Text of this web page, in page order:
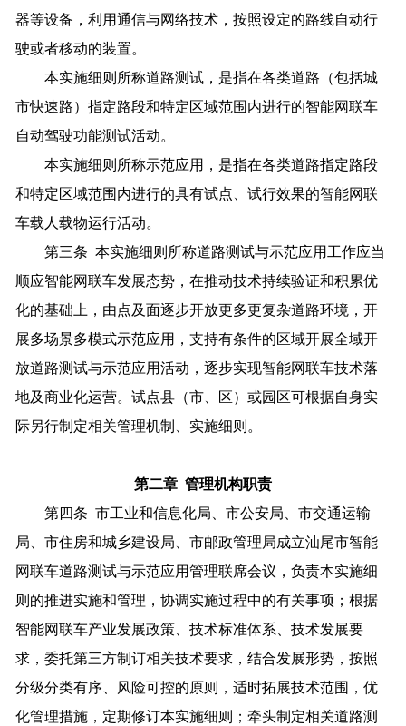
器等设备，利用通信与网络技术，按照设定的路线自动行
驶或者移动的装置。
本实施细则所称道路测试，是指在各类道路（包括城
市快速路）指定路段和特定区域范围内进行的智能网联车
自动驾驶功能测试活动。
本实施细则所称示范应用，是指在各类道路指定路段
和特定区域范围内进行的具有试点、试行效果的智能网联
车载人载物运行活动。
第三条 本实施细则所称道路测试与示范应用工作应当
顺应智能网联车发展态势，在推动技术持续验证和积累优
化的基础上，由点及面逐步开放更多更复杂道路环境，开
展多场景多模式示范应用，支持有条件的区域开展全域开
放道路测试与示范应用活动，逐步实现智能网联车技术落
地及商业化运营。试点县（市、区）或园区可根据自身实
际另行制定相关管理机制、实施细则。
第二章 管理机构职责
第四条 市工业和信息化局、市公安局、市交通运输
局、市住房和城乡建设局、市邮政管理局成立汕尾市智能
网联车道路测试与示范应用管理联席会议，负责本实施细
则的推进实施和管理，协调实施过程中的有关事项；根据
智能网联车产业发展政策、技术标准体系、技术发展要
求，委托第三方制订相关技术要求，结合发展形势，按照
分级分类有序、风险可控的原则，适时拓展技术范围，优
化管理措施，定期修订本实施细则；牵头制定相关道路测